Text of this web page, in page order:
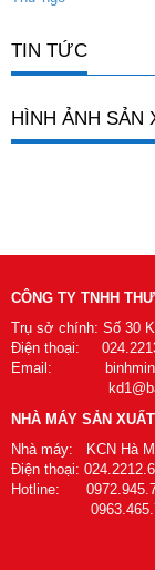
TIN TỨC
HÌNH ẢNH SẢN
CÔNG TY TNHH
Trụ sở chính: Số 30
Điện thoại:
Email:
NHÀ MÁY SẢN XUẤT
Nhà máy: KCN Hà
Điện thoại:
Hotline: